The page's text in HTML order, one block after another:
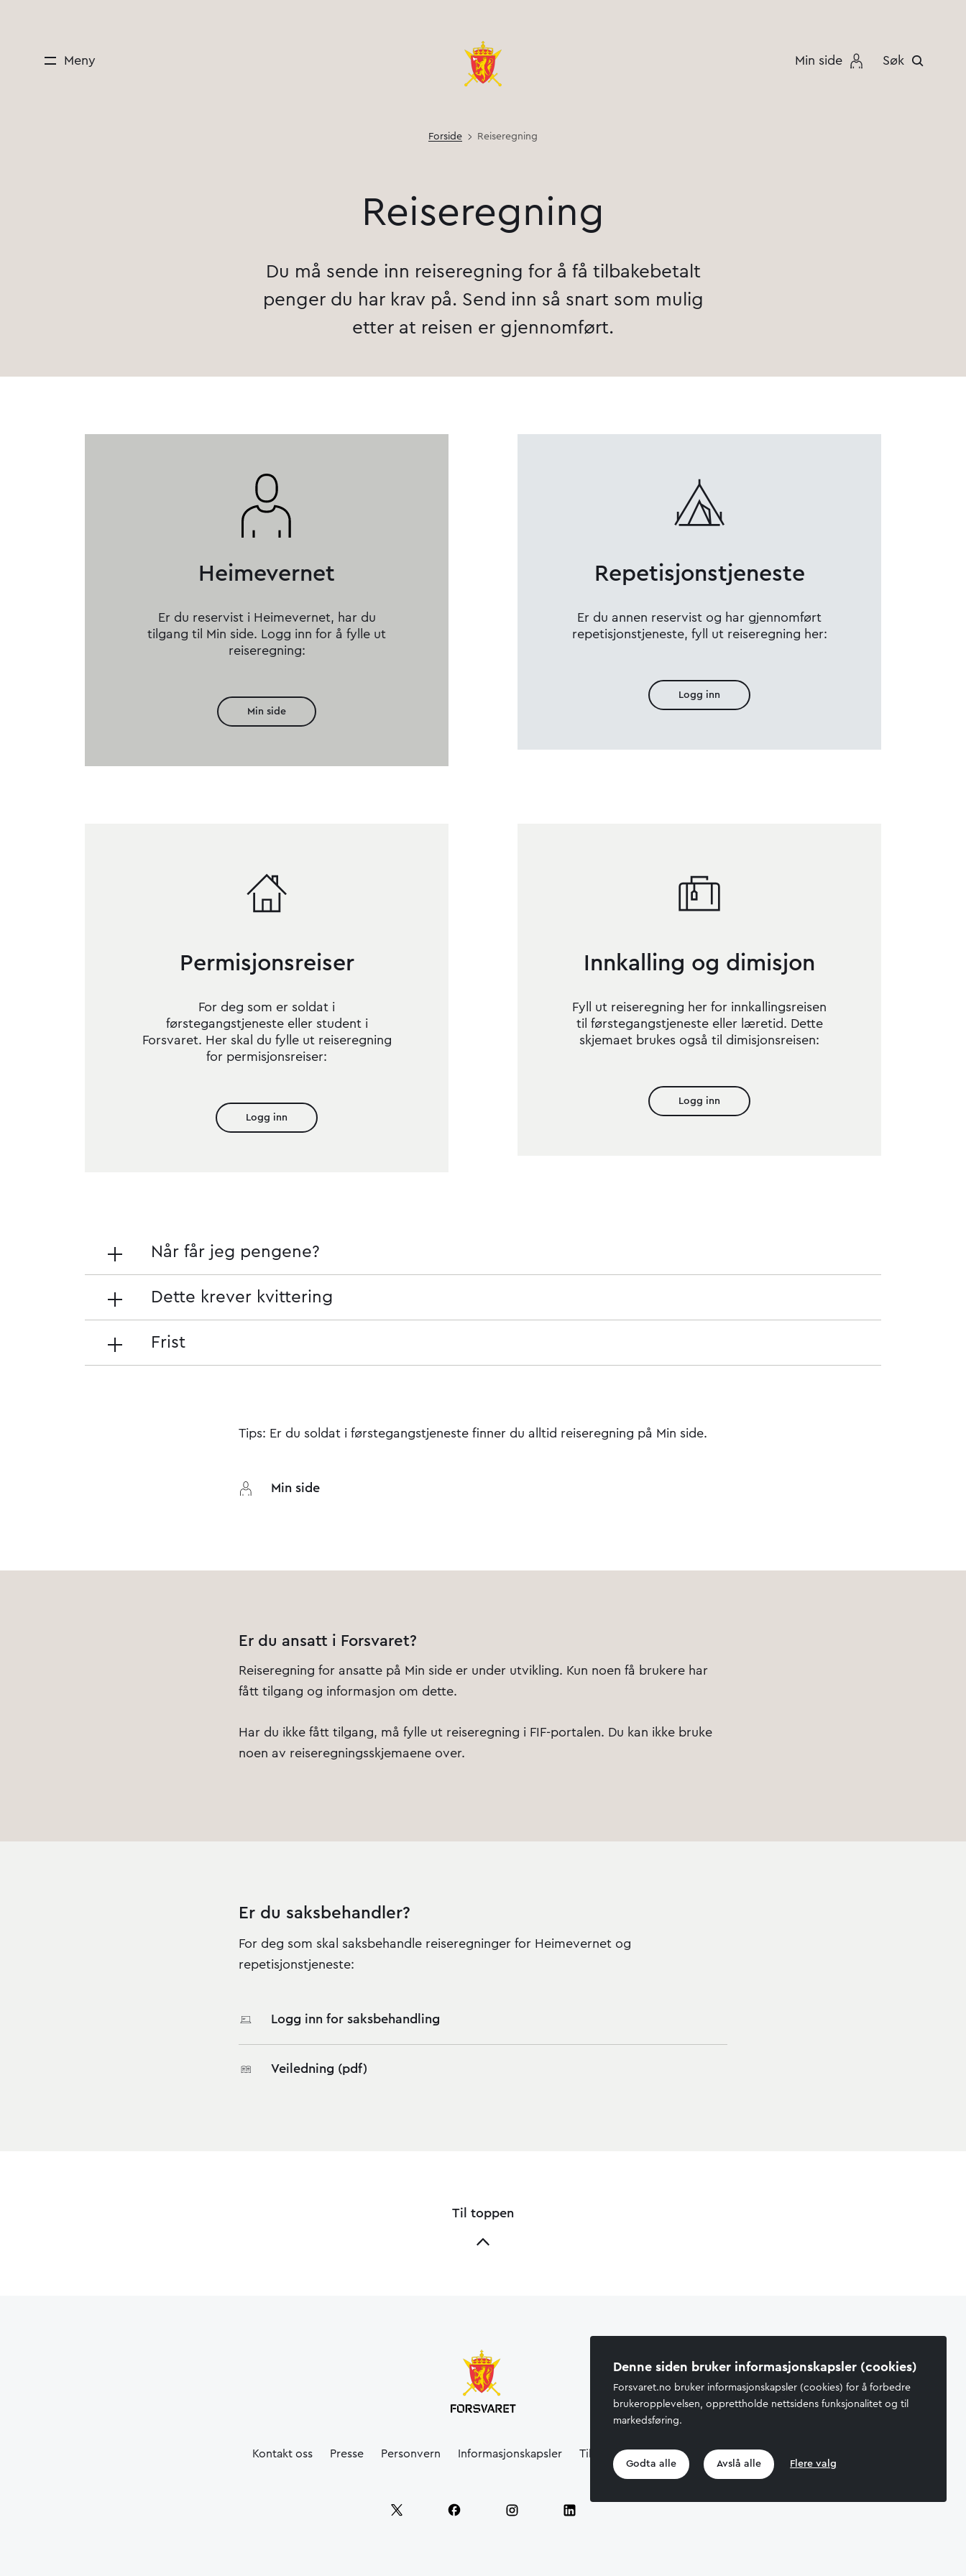
Denne siden bruker informasjonskapsler (cookies)
Forsvaret.no bruker informasjonskapsler (cookies) for å forbedre
brukeropplevelsen, opprettholde nettsidens funksjonalitet og til
markedsføring.
Godta alle Avslå alle Flere valg
Meny Min side Søk
Forside Reiseregning
Reiseregning
Du må sende inn reiseregning for å få tilbakebetalt
penger du har krav på. Send inn så snart som mulig
etter at reisen er gjennomført.
Heimevernet
Er du reservist i Heimevernet, har du
tilgang til Min side. Logg inn for å fylle ut
reiseregning:
Min side
Repetisjonstjeneste
Er du annen reservist og har gjennomført
repetisjonstjeneste, fyll ut reiseregning her:
Logg inn
Permisjonsreiser
For deg som er soldat i
førstegangstjeneste eller student i
Forsvaret. Her skal du fylle ut reiseregning
for permisjonsreiser:
Logg inn
Innkalling og dimisjon
Fyll ut reiseregning her for innkallings­reisen
til førstegangs­tjeneste eller læretid. Dette
skjemaet brukes også til dimisjons­reisen:
Logg inn
Når får jeg pengene?
Dette krever kvittering
Frist
Tips: Er du soldat i førstegangstjeneste finner du alltid reiseregning på Min side.
Min side
Er du ansatt i Forsvaret?
Reiseregning for ansatte på Min side er under utvikling. Kun noen få brukere har
fått tilgang og informasjon om dette.
Har du ikke fått tilgang, må fylle ut reiseregning i FIF-portalen. Du kan ikke bruke
noen av reiseregningsskjemaene over.
Er du saksbehandler?
For deg som skal saksbehandle reiseregninger for Heimevernet og
repetisjonstjeneste:
Logg inn for saksbehandling
Veiledning (pdf)
Til toppen
Kontakt oss Presse Personvern Informasjonskapsler Tilgjengelighetserklæring